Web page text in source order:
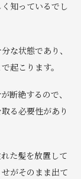
知っているでし
な状態であり、
起こります。
断絶するので、
る必要性があり
た髪を放置して
がそのまま出て